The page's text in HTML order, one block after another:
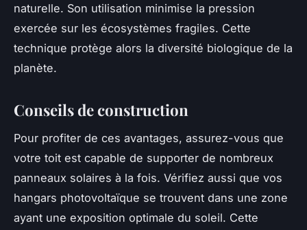
naturelle. Son utilisation minimise la pression
exercée sur les écosystèmes fragiles. Cette
technique protège alors la diversité biologique de la
planète.
Conseils de construction
Pour profiter de ces avantages, assurez-vous que
votre toit est capable de supporter de nombreux
panneaux solaires à la fois. Vérifiez aussi que vos
hangars photovoltaïque se trouvent dans une zone
ayant une exposition optimale du soleil. Cette